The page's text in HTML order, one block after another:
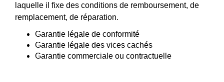
laquelle il fixe des conditions de remboursement, de
remplacement, de réparation.
Garantie légale de conformité
Garantie légale des vices cachés
Garantie commerciale ou contractuelle